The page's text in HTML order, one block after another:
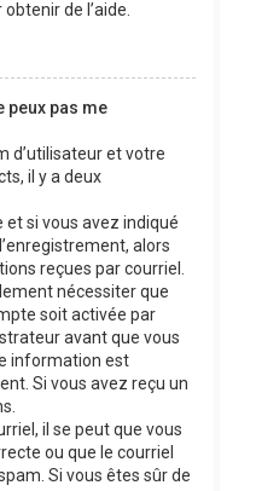
de l’aide.
peux pas me
d’utilisateur et votre
il y a deux
et si vous avez indiqué
alors
reçues par courriel.
nécessiter que
soit activée par
avant que vous
information est
Si vous avez reçu un
il se peut que vous
ou que le courriel
Si vous êtes sûr de